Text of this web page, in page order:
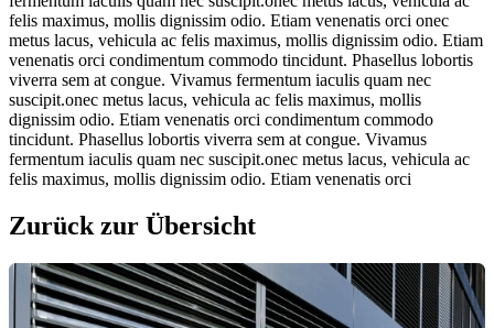
felis maximus, mollis dignissim odio. Etiam venenatis orci onec
metus lacus, vehicula ac felis maximus, mollis dignissim odio. Etiam
venenatis orci condimentum commodo tincidunt. Phasellus lobortis
viverra sem at congue. Vivamus fermentum iaculis quam nec
suscipit.onec metus lacus, vehicula ac felis maximus, mollis
dignissim odio. Etiam venenatis orci condimentum commodo
tincidunt. Phasellus lobortis viverra sem at congue. Vivamus
fermentum iaculis quam nec suscipit.onec metus lacus, vehicula ac
felis maximus, mollis dignissim odio. Etiam venenatis orci
Zurück zur Übersicht